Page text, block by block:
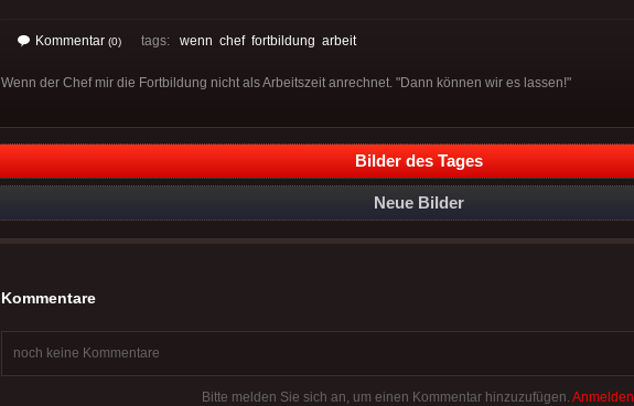
Kommentar (0) tags: wenn chef fortbildung arbeit
Wenn der Chef mir die Fortbildung nicht als Arbeitszeit anrechnet. "Dann können wir es lassen!"
Bilder des Tages
Neue Bilder
Kommentare
noch keine Kommentare
Bitte melden Sie sich an, um einen Kommentar hinzuzufügen. Anmelden